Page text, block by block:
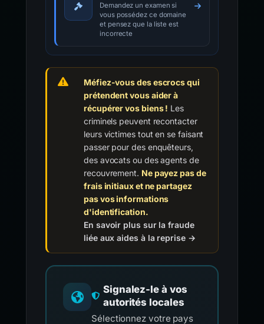
Demandez un examen si
vous possédez ce domaine
et pensez que la liste est
incorrecte
Méfiez-vous des escrocs qui
prétendent vous aider à
récupérer vos biens ! Les
criminels peuvent recontacter
leurs victimes tout en se faisant
passer pour des enquêteurs,
des avocats ou des agents de
recouvrement. Ne payez pas de
frais initiaux et ne partagez
pas vos informations
d'identification.
En savoir plus sur la fraude
liée aux aides à la reprise →
Signalez-le à vos
autorités locales
Sélectionnez votre pays